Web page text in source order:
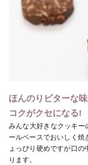
ほんのりビターな
コクがクセになる!
みんな大好きなクッキー
ールベースでおいしく焼
ょっぴり硬めですが口
ります。